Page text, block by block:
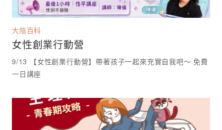
大陰百科
女性創業行動營
9/13 【女性創業行動營】帶著孩子一起來充實自我吧～ 免費